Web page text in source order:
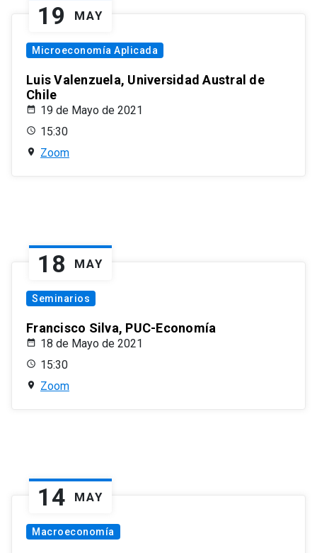
19 MAY
Microeconomía Aplicada
Luis Valenzuela, Universidad Austral de
Chile
19 de Mayo de 2021
15:30
Zoom
18 MAY
Seminarios
Francisco Silva, PUC-Economía
18 de Mayo de 2021
15:30
Zoom
14 MAY
Macroeconomía